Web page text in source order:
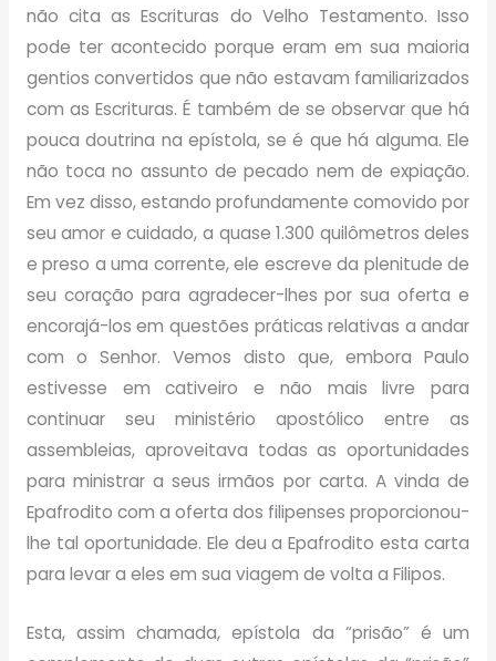
não cita as Escrituras do Velho Testamento. Isso
pode ter acontecido porque eram em sua maioria
gentios convertidos que não estavam familiarizados
com as Escrituras. É também de se observar que há
pouca doutrina na epístola, se é que há alguma. Ele
não toca no assunto de pecado nem de expiação.
Em vez disso, estando profundamente comovido por
seu amor e cuidado, a quase 1.300 quilômetros deles
e preso a uma corrente, ele escreve da plenitude de
seu coração para agradecer-lhes por sua oferta e
encorajá-los em questões práticas relativas a andar
com o Senhor. Vemos disto que, embora Paulo
estivesse em cativeiro e não mais livre para
continuar seu ministério apostólico entre as
assembleias, aproveitava todas as oportunidades
para ministrar aseus irmãos por carta. A vinda de
Epafrodito com a oferta dos filipenses proporcionou-
lhe tal oportunidade. Ele deu a Epafrodito esta carta
para levar a eles em sua viagem de volta a Filipos.
Esta, assim chamada, epístola da “prisão” é um